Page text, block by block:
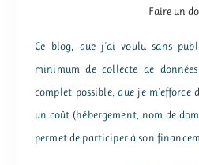
Faire un
Ce blog, que j'ai voulu sans
minimum de collecte de
complet possible, que je
un coût (hébergement, nom de
permet de participer à son